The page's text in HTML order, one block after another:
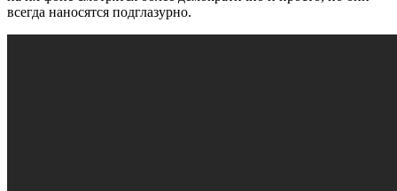
всегда наносятся подглазурно.